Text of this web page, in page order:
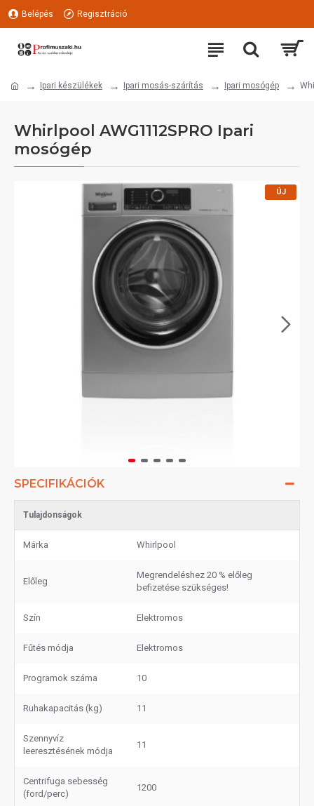
Belépés Regisztráció
Ipari készülékek Ipari mosás-szárítás Ipari mosógép
Whirlpool AWG1112SPRO Ipari
mosógép
ÚJ
SPECIFIKÁCIÓK
Tulajdonságok
Márka Whirlpool
Előleg
Megrendeléshez 20 % előleg
befizetése szükséges!
Szín Elektromos
Fűtés módja Elektromos
Programok száma 10
Ruhakapacitás (kg) 11
Szennyvíz
leeresztésének módja
11
Centrifuga sebesség
(ford/perc)
1200